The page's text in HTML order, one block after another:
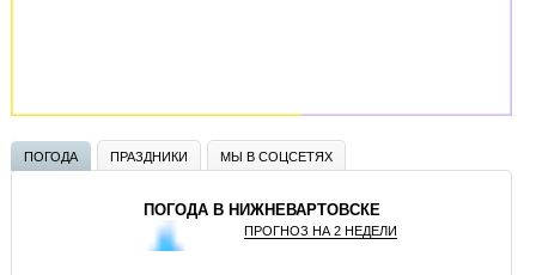
ПОГОДА ПРАЗДНИКИ МЫ В СОЦСЕТЯХ
ПОГОДА В НИЖНЕВАРТОВСКЕ
ПРОГНОЗ НА 2 НЕДЕЛИ